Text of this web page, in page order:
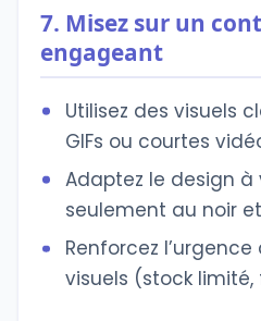
7. Misez sur un
engageant
Utilisez des visuels
GIFs ou courtes
Adaptez le design
seulement au noir
Renforcez
visuels (stock